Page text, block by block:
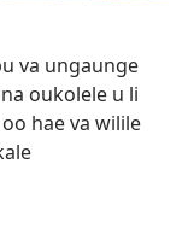
va ungaunge
oukolele u li
hae va wilile